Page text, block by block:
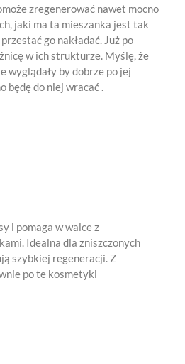
zregenerować nawet mocno
jaki ma ta mieszanka jest tak
go nakładać. Już po
w ich strukturze. Myślę, że
wyglądały by dobrze po jej
będę do niej wracać .
i pomaga w walce z
Idealna dla zniszczonych
szybkiej regeneracji. Z
po te kosmetyki